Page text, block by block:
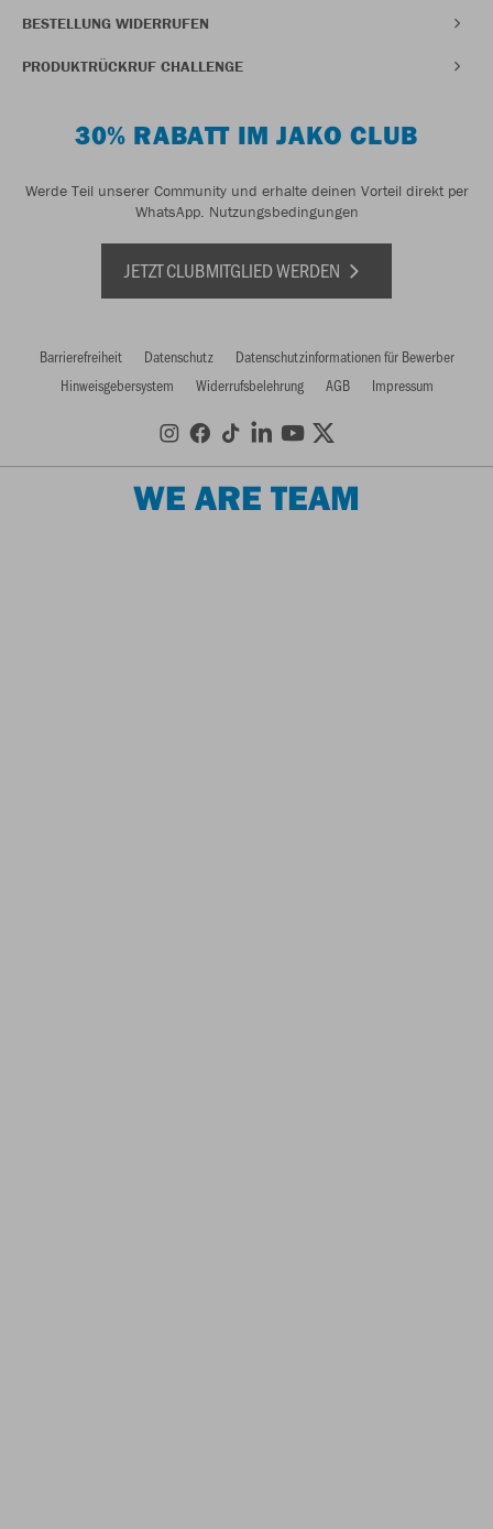
BESTELLUNG WIDERRUFEN
PRODUKTRÜCKRUF CHALLENGE
30% RABATT IM JAKO CLUB
Werde Teil unserer Community und erhalte deinen Vorteil direkt per
WhatsApp. Nutzungsbedingungen
JETZT CLUBMITGLIED WERDEN
Barrierefreiheit Datenschutz
Datenschutzinformationen für Bewerber
Hinweisgebersystem
Widerrufsbelehrung AGB Impressum
WE ARE TEAM